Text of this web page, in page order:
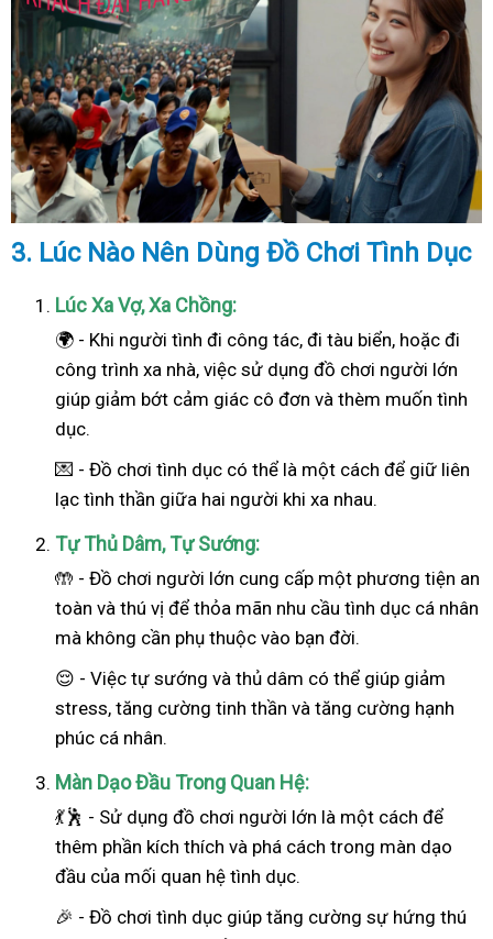
3. Lúc Nào Nên Dùng Đồ Chơi Tình Dục
Lúc Xa Vợ, Xa Chồng:
🌍 - Khi người tình đi công tác, đi tàu biển, hoặc đi
công trình xa nhà, việc sử dụng đồ chơi người lớn
giúp giảm bớt cảm giác cô đơn và thèm muốn tình
dục.
💌 - Đồ chơi tình dục có thể là một cách để giữ liên
lạc tình thần giữa hai người khi xa nhau.
Tự Thủ Dâm, Tự Sướng:
🤲 - Đồ chơi người lớn cung cấp một phương tiện an
toàn và thú vị để thỏa mãn nhu cầu tình dục cá nhân
mà không cần phụ thuộc vào bạn đời.
😌 - Việc tự sướng và thủ dâm có thể giúp giảm
stress, tăng cường tinh thần và tăng cường hạnh
phúc cá nhân.
Màn Dạo Đầu Trong Quan Hệ:
💃🕺 - Sử dụng đồ chơi người lớn là một cách để
thêm phần kích thích và phá cách trong màn dạo
đầu của mối quan hệ tình dục.
🎉 - Đồ chơi tình dục giúp tăng cường sự hứng thú